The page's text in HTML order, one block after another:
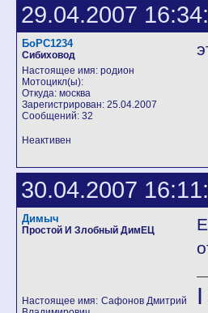
29.04.2007
БоРС1234
Сибиховод
Настоящее имя: родион
Мотоцикл(ы):
Откуда: москва
Зарегистрирован: 25.04.2007
Сообщений: 32
Неактивен
30.04.2007
Димыч
Простой И Злобный ДимЕЦ
Настоящее имя: Сафонов Дмитрий